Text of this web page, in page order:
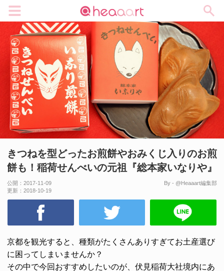
きつねを型どったお煎餅やおみくじ入りのお煎
餅も！稲荷せんべいの元祖『総本家いなりや』
公開： 2017-11-09
更新： 2018-10-19
By - @Heaaart編集部
京都を観光すると、種類がたくさんありすぎてお土産選び
に困ってしまいませんか？
その中で今回おすすめしたいのが、伏見稲荷大社境内にあ